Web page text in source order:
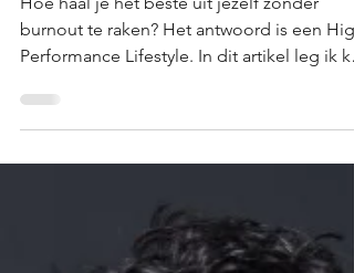
coaching
Hoe haal je het beste uit jezelf zonder
burnout te raken? Het antwoord is een High